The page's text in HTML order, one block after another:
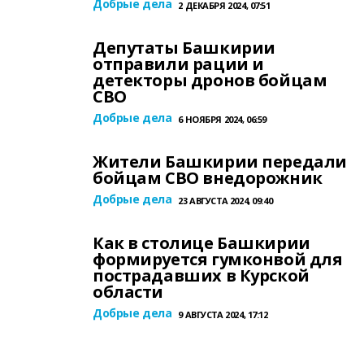
Добрые дела 2 ДЕКАБРЯ 2024, 07:51
Депутаты Башкирии
отправили рации и
детекторы дронов бойцам
СВО
Добрые дела 6 НОЯБРЯ 2024, 06:59
Жители Башкирии передали
бойцам СВО внедорожник
Добрые дела 23 АВГУСТА 2024, 09:40
Как в столице Башкирии
формируется гумконвой для
пострадавших в Курской
области
Добрые дела 9 АВГУСТА 2024, 17:12